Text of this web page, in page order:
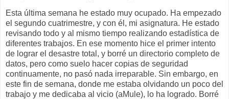
Esta última semana he estado muy ocupado. Ha empezado
el segundo cuatrimestre, y con él, mi asignatura. He estado
revisando todo y al mismo tiempo realizando estadística de
diferentes trabajos. En ese momento hice el primer intento
de lograr el desastre total, y borré un directorio completo de
datos, pero como suelo hacer copias de seguridad
continuamente, no pasó nada irreparable. Sin embargo, en
este fin de semana, donde me estaba olvidando un poco del
trabajo y me dedicaba al vicio (aMule), lo ha logrado. Borré